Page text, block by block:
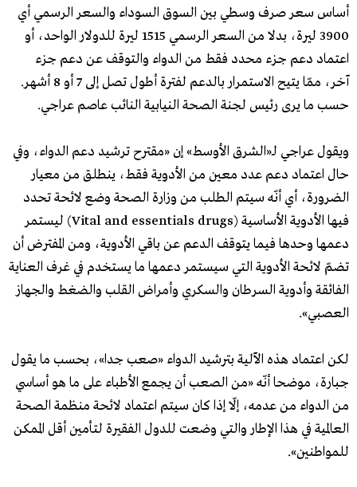
أساس سعر صرف وسطي بين السوق السوداء والسعر الرسمي أي
3900 ليرة، بدلا من السعر الرسمي 1515 ليرة للدولار الواحد، أو
اعتماد دعم جزء محدد فقط من الدواء والتوقف عن دعم جزء
آخر، ممّا يتيح الاستمرار بالدعم لفترة أطول تصل إلى 7 أو 8 أشهر.
حسب ما يرى رئيس لجنة الصحة النيابية النائب عاصم عراجي.
ويقول عراجي لـ«الشرق الأوسط» إن «مقترح ترشيد دعم الدواء، وفي
حال اعتماد دعم عدد معين من الأدوية فقط، ينطلق من معيار
الضرورة، أي أنّه سيتم الطلب من وزارة الصحة وضع لائحة تحدد
فيها الأدوية الأساسية (Vital and essentials drugs) ليستمر
دعمها وحدها فيما يتوقف الدعم عن باقي الأدوية، ومن المفترض أن
تضمّ لائحة الأدوية التي سيستمر دعمها ما يستخدم في غرف العناية
الفائقة وأدوية السرطان والسكري وأمراض القلب والضغط والجهاز
العصبي».
لكن اعتماد هذه الآلية بترشيد الدواء «صعب جدا»، بحسب ما يقول
جبارة، موضحا أنّه «من الصعب أن يجمع الأطباء على ما هو أساسي
من الدواء من عدمه، إلّا إذا كان سيتم اعتماد لائحة منظمة الصحة
العالمية في هذا الإطار والتي وضعت للدول الفقيرة لتأمين أقل الممكن
للمواطنين».